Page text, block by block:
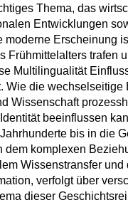
Thema, das
Entwicklungen
moderne Erscheinung
Frühmittelalters trafen
Multilingualität
Wie die wechselseitige
Wissenschaft
beeinflussen
bis in die
dem komplexen
Wissenstransfer
verfolgt über
dieser